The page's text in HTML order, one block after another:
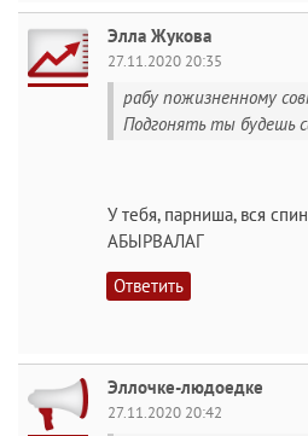
Элла Жукова
27.11.2020 20:35
рабу пожизненному
Подгонять ты будешь
У тебя, парниша, вся
АБЫРВАЛАГ
Ответить
Эллочке-людоедке
27.11.2020 20:42